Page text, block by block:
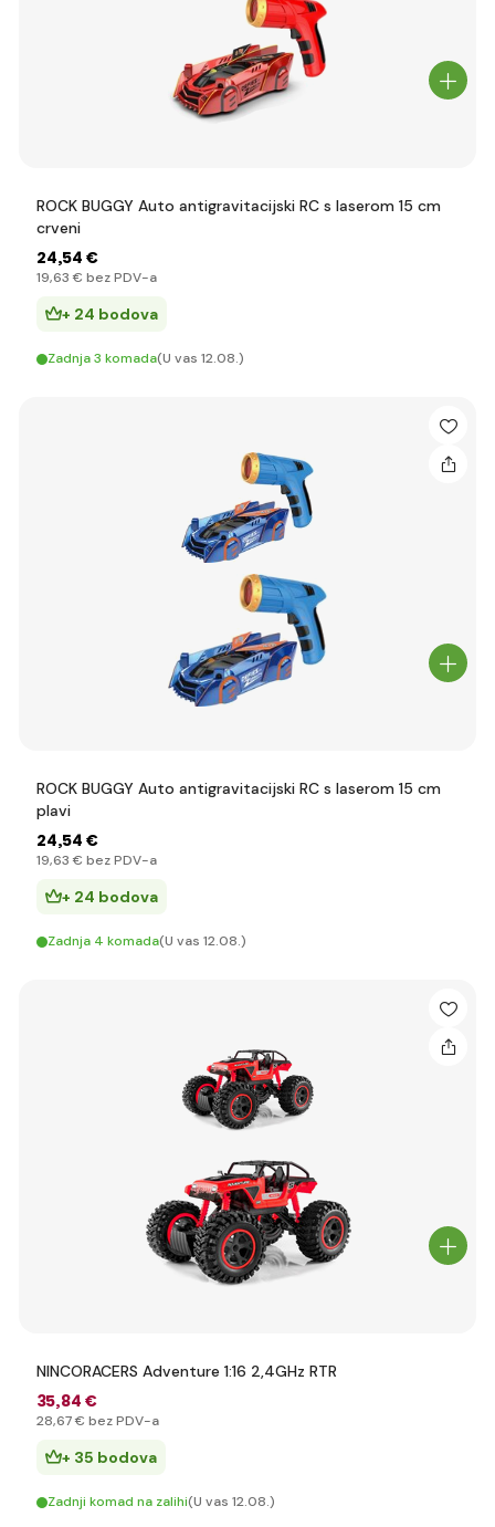
ROCK BUGGY Auto antigravitacijski RC s laserom 15 cm
crveni
24,54 €
19,63 € bez PDV-a
+ 24 bodova
Zadnja 3 komada(U vas 12.08.)
ROCK BUGGY Auto antigravitacijski RC s laserom 15 cm
plavi
24,54 €
19,63 € bez PDV-a
+ 24 bodova
Zadnja 4 komada(U vas 12.08.)
NINCORACERS Adventure 1:16 2,4GHz RTR
35,84 €
28,67 € bez PDV-a
+ 35 bodova
Zadnji komad na zalihi(U vas 12.08.)